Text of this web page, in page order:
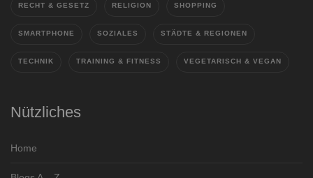
RECHT & GESETZ RELIGION SHOPPING
SMARTPHONE SOZIALES STÄDTE & REGIONEN
TECHNIK TRAINING & FITNESS VEGETARISCH & VEGAN
Nützliches
Home